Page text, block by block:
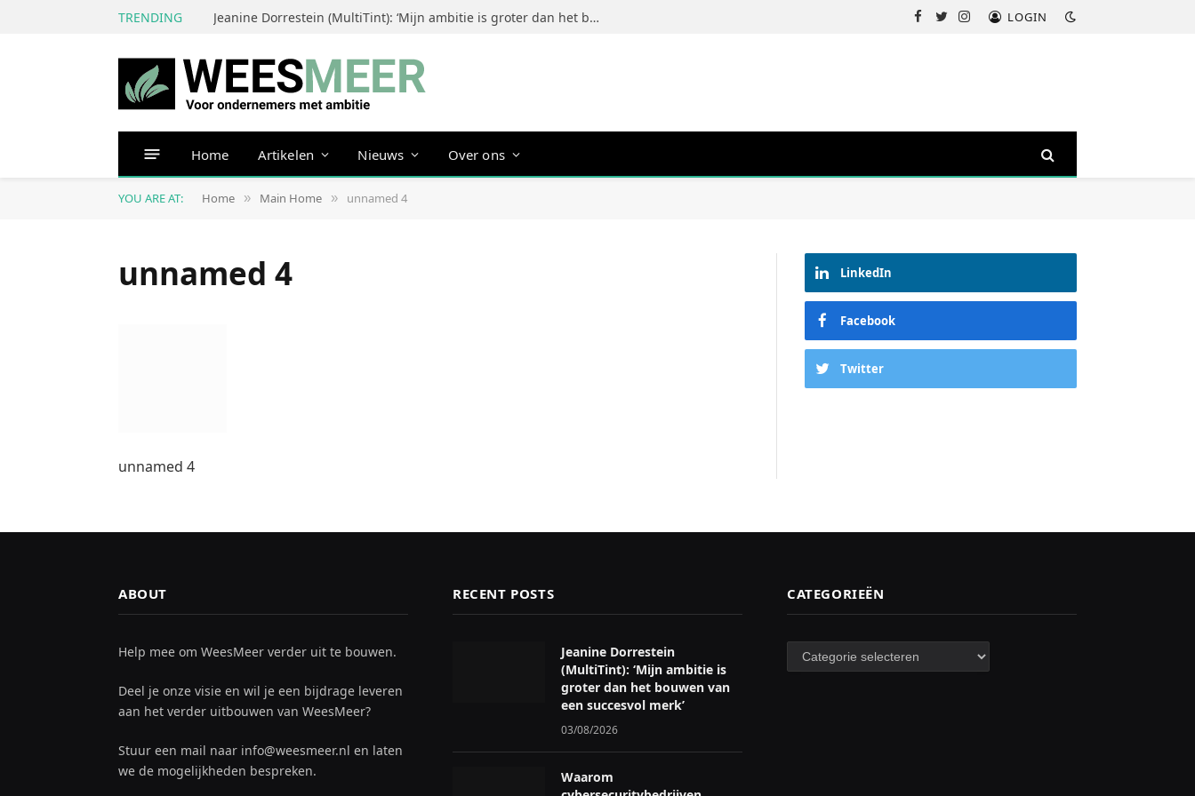
TRENDING Jeanine Dorrestein (MultiTint): ‘Mijn ambitie is groter dan het bouwen van een succesvol merk’ Facebook
TwitterInstagramLOGIN
Home Artikelen Nieuws Over ons
YOU ARE AT: Home » Main Home » unnamed 4
unnamed 4
unnamed 4
LinkedIn
Facebook
Twitter
ABOUT
Help mee om WeesMeer verder uit te bouwen.
Deel je onze visie en wil je een bijdrage leveren
aan het verder uitbouwen van WeesMeer?
Stuur een mail naar info@weesmeer.nl en laten
we de mogelijkheden bespreken.
RECENT POSTS
Jeanine Dorrestein
(MultiTint): ‘Mijn ambitie is
groter dan het bouwen van
een succesvol merk’
03/08/2026
Waarom
CATEGORIEËN
Categorieën